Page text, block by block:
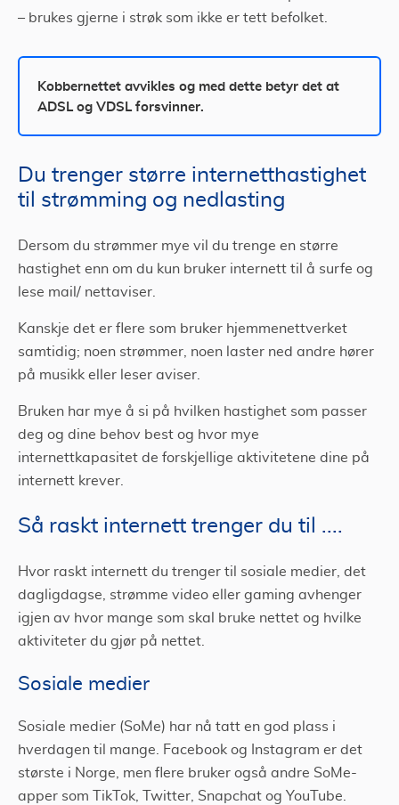
– brukes gjerne i strøk som ikke er tett befolket.
Kobbernettet avvikles og med dette betyr det at
ADSL og VDSL forsvinner.
Du trenger større internetthastighet
til strømming og nedlasting
Dersom du strømmer mye vil du trenge en større
hastighet enn om du kun bruker internett til å surfe og
lese mail/ nettaviser.
Kanskje det er flere som bruker hjemmenettverket
samtidig; noen strømmer, noen laster ned andre hører
på musikk eller leser aviser.
Bruken har mye å si på hvilken hastighet som passer
deg og dine behov best og hvor mye
internettkapasitet de forskjellige aktivitetene dine på
internett krever.
Så raskt internett trenger du til ....
Hvor raskt internett du trenger til sosiale medier, det
dagligdagse, strømme video eller gaming avhenger
igjen av hvor mange som skal bruke nettet og hvilke
aktiviteter du gjør på nettet.
Sosiale medier
Sosiale medier (SoMe) har nå tatt en god plass i
hverdagen til mange. Facebook og Instagram er det
største i Norge, men flere bruker også andre SoMe-
apper som TikTok, Twitter, Snapchat og YouTube.